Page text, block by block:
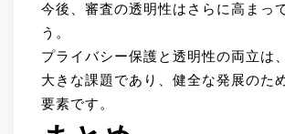
今後、審査の透明性はさらに高まっ
う。
プライバシー保護と透明性の両立は
大きな課題であり、健全な発展のた
要素です。